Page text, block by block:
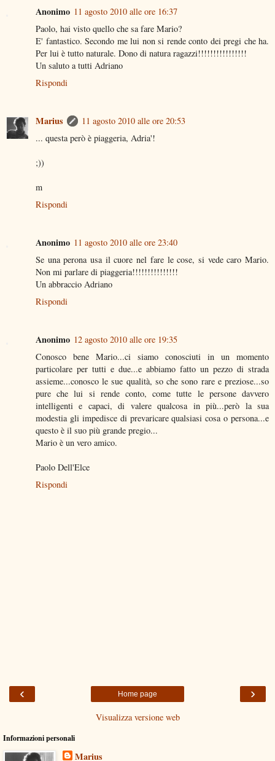
Anonimo 11 agosto 2010 alle ore 16:37
Paolo, hai visto quello che sa fare Mario?
E' fantastico. Secondo me lui non si rende conto dei pregi che ha.
Per lui è tutto naturale. Dono di natura ragazzi!!!!!!!!!!!!!!!!
Un saluto a tutti Adriano
Rispondi
Marius
11 agosto 2010 alle ore 20:53
... questa però è piaggeria, Adria'!
;))
m
Rispondi
Anonimo 11 agosto 2010 alle ore 23:40
Se una perona usa il cuore nel fare le cose, si vede caro Mario.
Non mi parlare di piaggeria!!!!!!!!!!!!!!!
Un abbraccio Adriano
Rispondi
Anonimo 12 agosto 2010 alle ore 19:35
Conosco bene Mario...ci siamo conosciuti in un momento
particolare per tutti e due...e abbiamo fatto un pezzo di strada
assieme...conosco le sue qualità, so che sono rare e preziose...so
pure che lui si rende conto, come tutte le persone davvero
intelligenti e capaci, di valere qualcosa in più...però la sua
modestia gli impedisce di prevaricare qualsiasi cosa o persona...e
questo è il suo più grande pregio...
Mario è un vero amico.
Paolo Dell'Elce
Rispondi
‹ ›
Home page
Visualizza versione web
Informazioni personali
Marius